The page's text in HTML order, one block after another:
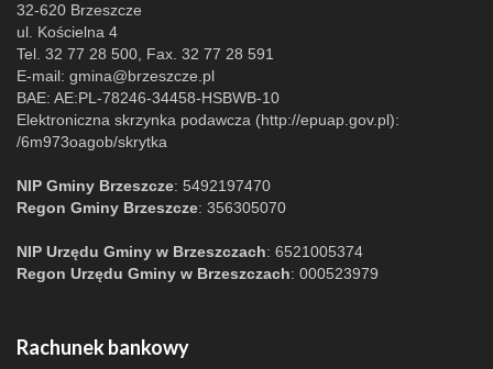
32-620 Brzeszcze
ul. Kościelna 4
Tel. 32 77 28 500, Fax. 32 77 28 591
E-mail: gmina@brzeszcze.pl
BAE: AE:PL-78246-34458-HSBWB-10
Elektroniczna skrzynka podawcza (http://epuap.gov.pl):
/6m973oagob/skrytka
NIP Gminy Brzeszcze: 5492197470
Regon Gminy Brzeszcze: 356305070
NIP Urzędu Gminy w Brzeszczach: 6521005374
Regon Urzędu Gminy w Brzeszczach: 000523979
Rachunek bankowy